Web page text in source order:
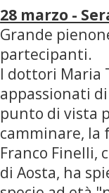
28 marzo -
Grande
partecipanti.
I dottori Maria
appassionati
punto di vista
camminare, la
Franco Finelli,
di Aosta, ha